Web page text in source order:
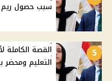
سبب حصول ريم محمد على
5
التعليم ومحضر